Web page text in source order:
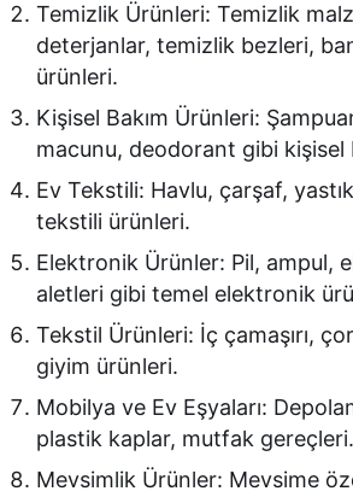
Temizlik Ürünleri: Temizlik
deterjanlar, temizlik bezleri,
ürünleri.
Kişisel Bakım Ürünleri:
macunu, deodorant gibi kişisel
Ev Tekstili: Havlu, çarşaf, yastık
tekstili ürünleri.
Elektronik Ürünler: Pil, ampul,
aletleri gibi temel elektronik
Tekstil Ürünleri: İç çamaşırı,
giyim ürünleri.
Mobilya ve Ev Eşyaları:
plastik kaplar, mutfak gereçleri.
Mevsimlik Ürünler: Mevsime